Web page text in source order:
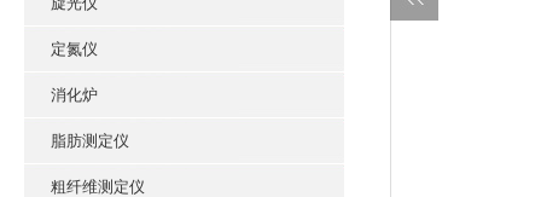
定氮仪
消化炉
脂肪测定仪
粗纤维测定仪